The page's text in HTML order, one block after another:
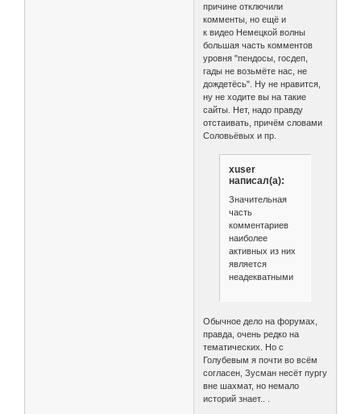
причине отключили
комменты, но ещё и
к видео Немецкой волны
большая часть комментов
уровня "пендосы, госдеп,
гады не возьмёте нас, не
дождетёсь". Ну не нравится,
ну не ходите вы на такие
сайты. Нет, надо правду
отстаивать, причём словами
Соловьёвых и пр.
xuser
написал(а):
Значительная
часть
комментариев
наиболее
активных из них
является
неадекватными
Обычное дело на форумах,
правда, очень редко на
тематических. Но с
Голубевым я почти во всём
согласен, Зусман несёт пургу
вне шахмат, но немало
историй знает.. .